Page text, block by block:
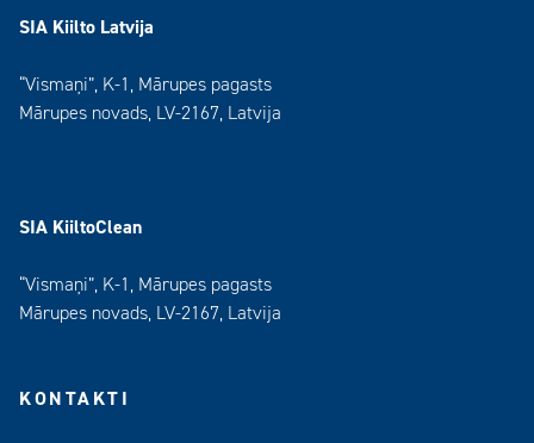
SIA Kiilto Latvija
“Vismaņi”, K-1, Mārupes pagasts
Mārupes novads, LV-2167, Latvija
SIA KiiltoClean
“Vismaņi”, K-1, Mārupes pagasts
Mārupes novads, LV-2167, Latvija
KONTAKTI